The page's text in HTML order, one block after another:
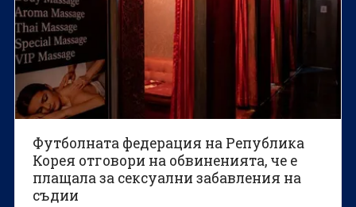
Футболната федерация на Република
Корея отговори на обвиненията, че е
плащала за сексуални забавления на
съдии